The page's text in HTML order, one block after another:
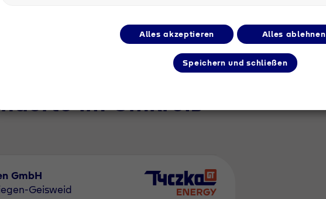
im Umkreis
GmbH
Geisweid
Alles akzeptieren Alles ablehnen
Speichern und schließen